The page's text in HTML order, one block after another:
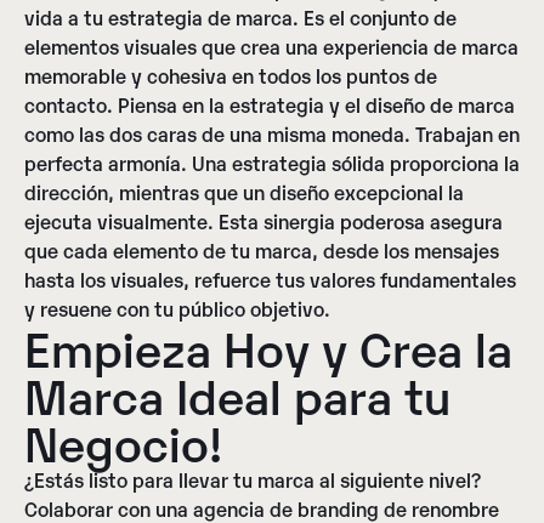
vida a tu estrategia de marca. Es el conjunto de
elementos visuales que crea una experiencia de marca
memorable y cohesiva en todos los puntos de
contacto. Piensa en la estrategia y el diseño de marca
como las dos caras de una misma moneda. Trabajan en
perfecta armonía. Una estrategia sólida proporciona la
dirección, mientras que un diseño excepcional la
ejecuta visualmente. Esta sinergia poderosa asegura
que cada elemento de tu marca, desde los mensajes
hasta los visuales, refuerce tus valores fundamentales
y resuene con tu público objetivo.
Empieza Hoy y Crea la
Marca Ideal para tu
Negocio!
¿Estás listo para llevar tu marca al siguiente nivel?
Colaborar con una agencia de branding de renombre